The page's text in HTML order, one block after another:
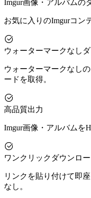
Imgur画像・アルバムの
お気に入りのImgurコン
ウォーターマークなし
ウォーターマークなし
ードを取得。
高品質出力
Imgur画像・アルバムを
ワンクリックダウンロ
リンクを貼り付けて即
なし。